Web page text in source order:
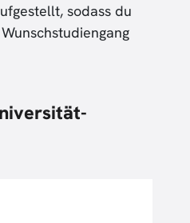
sodass du